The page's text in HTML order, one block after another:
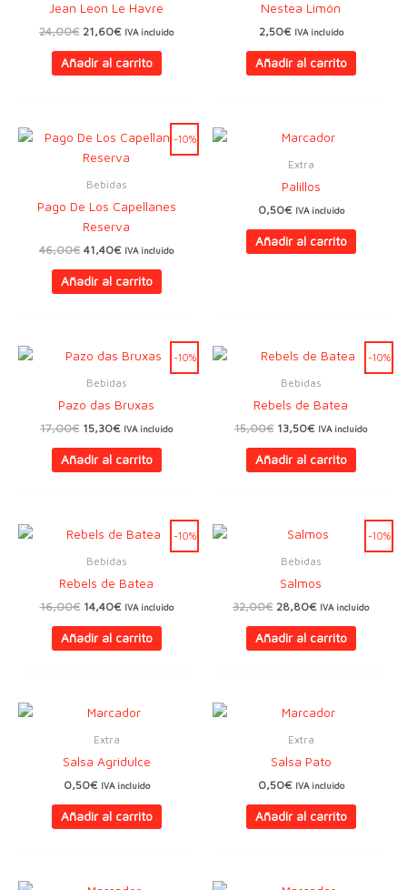
Jean Leon Le Havre
24,00€ El
original
era:
21,60€El
actual
es:
IVA incluido
Añadir al carrito
Nestea Limón
2,50€ IVA incluido
Añadir al carrito
-10%
Bebidas
Pago De Los Capellanes
Reserva
46,00€ El
original
era:
41,40€El
actual
es:
IVA incluido
Añadir al carrito
Extra
Palillos
0,50€ IVA incluido
Añadir al carrito
-10%
Bebidas
Pazo das Bruxas
17,00€ El
original
era:
15,30€El
actual
es:
IVA incluido
Añadir al carrito
-10%
Bebidas
Rebels de Batea
15,00€ El
original
era:
13,50€El
actual
es:
IVA incluido
Añadir al carrito
-10%
Bebidas
Rebels de Batea
16,00€ El
original
era:
14,40€El
actual
es:
IVA incluido
Añadir al carrito
-10%
Bebidas
Salmos
32,00€ El
original
era:
28,80€El
actual
es:
IVA incluido
Añadir al carrito
Extra
Salsa Agridulce
0,50€ IVA incluido
Añadir al carrito
Extra
Salsa Pato
0,50€ IVA incluido
Añadir al carrito